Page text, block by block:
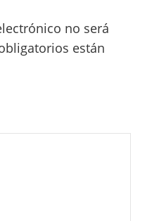
no será
están